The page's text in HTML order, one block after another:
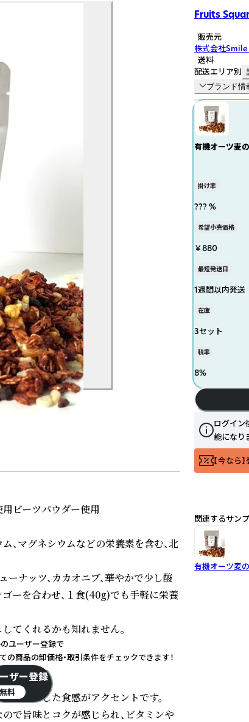
用ビーツパウダー使用
、マグネシウムなどの栄養素を含む、北
ーナッツ、カカオニブ、華やかで少し酸
ーを合わせ、１食(40g)でも手軽に栄養
てくれるかも知れません。
カリとした食感がアクセントです。
で旨味とコクが感じられ、ビタミンや
Fruits
販売元
株式会社
送料
配送エリア別
ブランド情
有機オーツ麦
掛け率
??? %
希望小売価格
￥880
最短発送日
1週間以内発送
在庫
3セット
税率
8%
ログイン
能になり
【今なら
関連するサン
有機オーツ麦
ユーザー登録で
の商品の卸価格・取引条件をチェックできます！
ザー登録
無料